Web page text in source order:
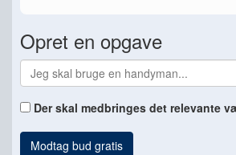
Opret en opgave
Der skal medbringes det relevante
Modtag bud gratis